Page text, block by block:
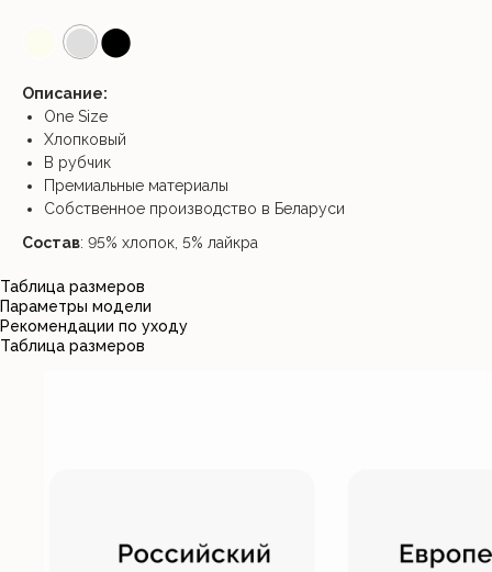
⬤⬤
Описание:
One Size
Хлопковый
В рубчик
Премиальные материалы
Собственное производство в Беларуси
Состав: 95% хлопок, 5% лайкра
Таблица размеров
Параметры модели
Рекомендации по уходу
Таблица размеров